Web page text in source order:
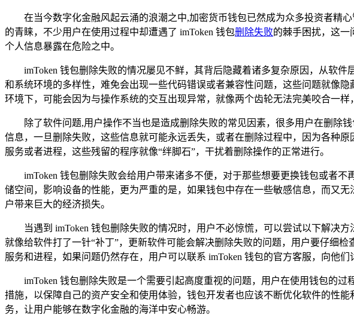
在当今数字化金融风起云涌的浪潮之中,加密货币钱包已然成为众多投资者精
的青睐，不少用户在使用过程中却遭遇了 imToken 钱包删除失败的棘手困扰，这一
个人信息暴露在危险之中。
imToken 钱包删除失败的情况屡见不鲜，其背后隐藏着诸多复杂原因，从软
和系统环境的多样性，难免会出现一些代码错误或者兼容性问题，这些问题就像
环境下，可能会因为与操作系统的交互出现异常，就像两个齿轮无法完美咬合一样
除了软件问题,用户操作不当也是造成删除失败的常见因素，很多用户在删除
信息，一旦删除失败，这些信息就可能永远丢失，或者在删除过程中，因为各种
服务或者进程，这些残留的程序就像“绊脚石”，干扰着删除操作的正常进行。
imToken 钱包删除失败会给用户带来诸多不便，对于那些想要更换钱包或者
储空间，影响设备的性能，更为严重的是，如果钱包中存在一些敏感信息，而又
户带来巨大的经济损失。
当遇到 imToken 钱包删除失败的情况时，用户不必惊慌，可以尝试以下解决
就像给软件打了一针“补丁”，更新软件可能会解决删除失败的问题，用户要仔细
服务和进程，如果问题仍然存在，用户可以联系 imToken 钱包的官方客服，向他
imToken 钱包删除失败是一个需要引起高度重视的问题，用户在使用钱包的
措施，以保障自己的资产安全和使用体验，钱包开发者也应该不断优化软件的性
务，让用户能够在数字化金融的海洋中安心畅游。